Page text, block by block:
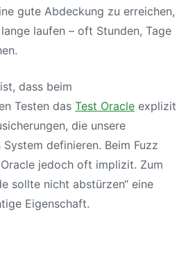
gute Abdeckung zu erreichen,
laufen – oft Stunden, Tage
dass beim
Testen das Test Oracle explizit
die unsere
definieren. Beim Fuzz
jedoch oft implizit. Zum
sollte nicht abstürzen“ eine
Eigenschaft.